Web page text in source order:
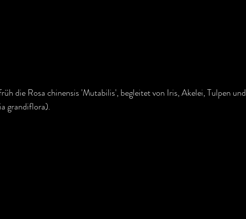
die Rosa chinensis 'Mutabilis', begleitet von Iris, Akelei, Tulpen und
grandiflora).